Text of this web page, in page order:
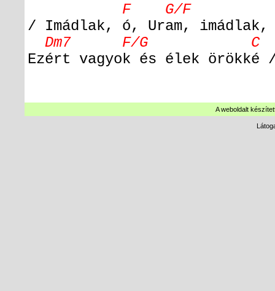
F G/F
/ Imádlak, ó, Uram, imádlak,
Dm7 F/G C
Ezért vagyok és élek örökké
A weboldalt